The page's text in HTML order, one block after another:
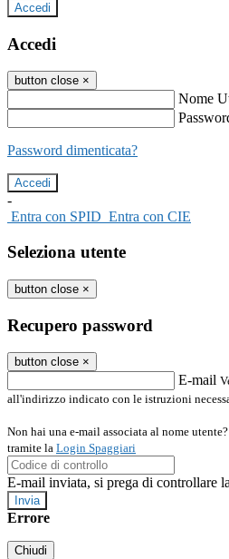
Accedi
Accedi
button close ×
Nome
Password dimenticata?
-
Entra con SPID Entra con CIE
Seleziona utente
button close ×
Recupero password
button close ×
E-mail
all'indirizzo indicato con le istruzioni
Non hai una e-mail associata al nome
tramite la Login Spaggiari
E-mail inviata, si prega di controllare
Errore
Chiudi